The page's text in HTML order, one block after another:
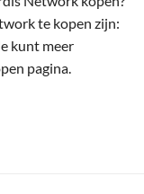
te kopen zijn:
kunt meer
pagina.